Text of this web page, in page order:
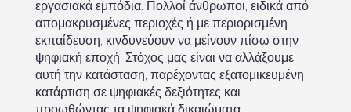
εργασιακά εμπόδια. Πολλοί άνθρωποι, ειδικά από
απομακρυσμένες περιοχές ή με περιορισμένη
εκπαίδευση, κινδυνεύουν να μείνουν πίσω στην
ψηφιακή εποχή. Στόχος μας είναι να αλλάξουμε
αυτή την κατάσταση, παρέχοντας εξατομικευμένη
κατάρτιση σε ψηφιακές δεξιότητες και
προωθώντας τα ψηφιακά δικαιώματα.